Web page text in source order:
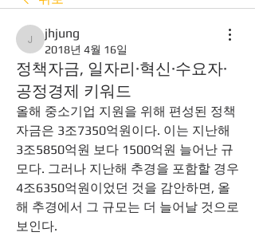
jhjung
jhjung
2018년 4월 16일
정책자금, 일자리·혁신·수요자·
공정경제 키워드
올해 중소기업 지원을 위해 편성된 정책
자금은 3조7350억원이다. 이는 지난해
3조5850억원 보다 1500억원 늘어난 규
모다. 그러나 지난해 추경을 포함할 경우
4조6350억원이었던 것을 감안하면, 올
해 추경에서 그 규모는 더 늘어날 것으로
보인다.